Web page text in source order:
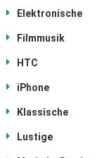
Elektronische
Filmmusik
HTC
iPhone
Klassische
Lustige